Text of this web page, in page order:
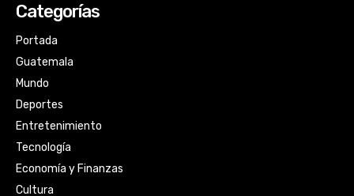
Categorías
Portada
Guatemala
Mundo
Deportes
Entretenimiento
Tecnología
Economía y Finanzas
Cultura